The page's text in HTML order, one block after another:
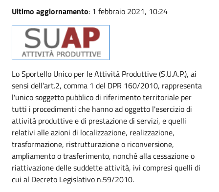
Ultimo aggiornamento: 1 febbraio 2021, 10:24
Lo Sportello Unico per le Attività Produttive (S.U.A.P.), ai
sensi dell’art.2, comma 1 del DPR 160/2010, rappresenta
l'unico soggetto pubblico di riferimento territoriale per
tutti i procedimenti che hanno ad oggetto l'esercizio di
attività produttive e di prestazione di servizi, e quelli
relativi alle azioni di localizzazione, realizzazione,
trasformazione, ristrutturazione o riconversione,
ampliamento o trasferimento, nonché alla cessazione o
riattivazione delle suddette attività, ivi compresi quelli di
cui al Decreto Legislativo n.59/2010.